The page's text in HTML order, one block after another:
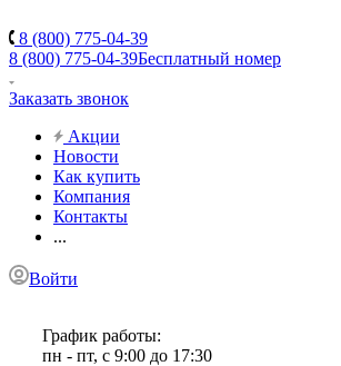
8 (800) 775-04-39
8 (800) 775-04-39Бесплатный номер
Заказать звонок
Акции
Новости
Как купить
Компания
Контакты
...
Войти
График работы:
пн - пт, с 9:00 до 17:30